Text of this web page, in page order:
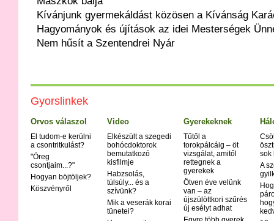
Kívánjunk gyermekáldást közösen a Kívánság
Hagyományok és újítások az idei Mesterségek
Nem hűsít a Szentendrei Nyár
Gyorslinkek
Orvos válaszol
El tudom-e kerülni
a csontritkulást?
"Öreg
csontjaim...?"
Hogyan böjtöljek?
Köszvényről
Video
Elkészült a szegedi
bohócdoktorok
bemutatkozó
kisfilmje
Habzsolás,
túlsúly... és a
szívünk?
Mik a veserák korai
tünetei?
Gyerekeknek
Tűtől a
torokpálcáig – öt
vizsgálat, amitől
rettegnek a
gyerekek
Ötven éve velünk
van – az
újszülöttkori szűrés
új esélyt adhat
sok
A